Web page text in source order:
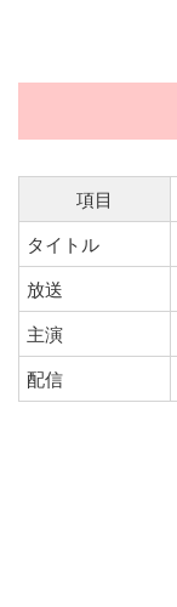
項目
タイトル
放送
主演
配信